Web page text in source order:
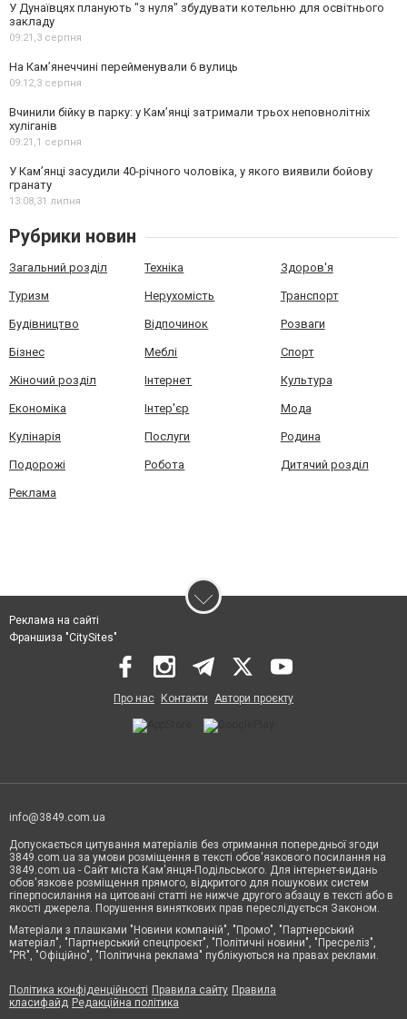
У Дунаївцях планують "з нуля" збудувати котельню для освітнього
закладу
09:21,3 серпня
На Камʼянеччині перейменували 6 вулиць
09:12,3 серпня
Вчинили бійку в парку: у Кам’янці затримали трьох неповнолітніх
хуліганів
09:21,1 серпня
У Камʼянці засудили 40-річного чоловіка, у якого виявили бойову
гранату
13:08,31 липня
Рубрики новин
Загальний розділ Техніка Здоров'я
Туризм Нерухомість Транспорт
Будівництво Відпочинок Розваги
Бізнес Меблі Спорт
Жіночий розділ Інтернет Культура
Економіка Інтер'єр Мода
Кулінарія Послуги Родина
Подорожі Робота Дитячий розділ
Реклама
Реклама на сайті
Франшиза "CitySites"
Про нас Контакти Автори проєкту
info@3849.com.ua
Допускається цитування матеріалів без отримання попередньої згоди
3849.com.ua за умови розміщення в тексті обов'язкового посилання на
3849.com.ua - Сайт міста Кам'янця-Подільського. Для інтернет-видань
обов'язкове розміщення прямого, відкритого для пошукових систем
гіперпосилання на цитовані статті не нижче другого абзацу в тексті або в
якості джерела. Порушення виняткових прав переслідується Законом.
Матеріали з плашками "Новини компаній", "Промо", "Партнерський
матеріал", "Партнерський спецпроєкт", "Політичні новини", "Пресреліз",
"PR", "Офіційно", "Політична реклама" публікуються на правах реклами.
Політика конфіденційності Правила сайту Правила
класифайд Редакційна політика